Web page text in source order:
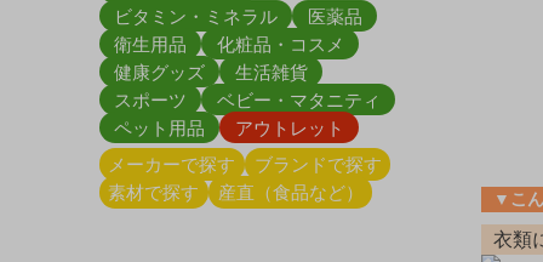
ビタミン・ミネラル
医薬品
衛生用品
化粧品・コスメ
健康グッズ
生活雑貨
スポーツ
ベビー・マタニティ
ペット用品
アウトレット
メーカーで探す
ブランドで探す
素材で探す
産直（食品など） ▼こ
衣類